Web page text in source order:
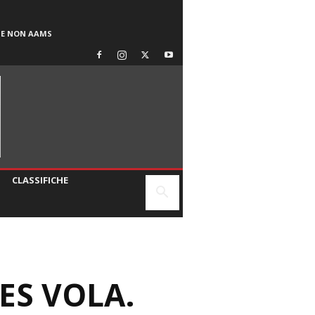
NON AAMS
CLASSIFICHE
VOLA.